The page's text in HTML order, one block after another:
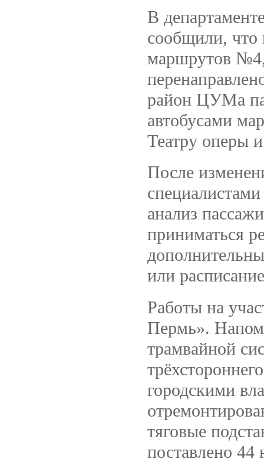
В
сообщили, что
маршрутов
район ЦУМа
автобусами
Театру оперы
После
анализ
приниматься
или
Работы на
Пермь».
трамвайной
городскими
тяговые
поставлено 44